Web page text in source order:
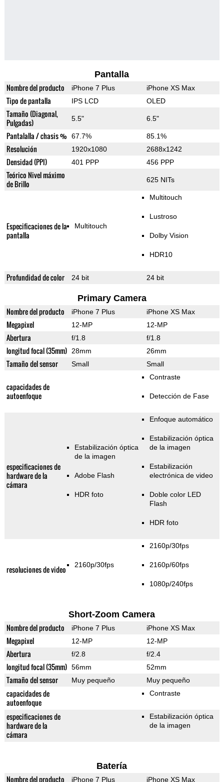
Pantalla
Nombre del producto iPhone 7 Plus iPhone XS Max
Tipo de pantalla IPS LCD OLED
Tamaño (Diagonal,
Pulgadas)
5.5" 6.5"
Pantalalla / chasis % 67.7% 85.1%
Resolución 1920x1080 2688x1242
Densidad (PPI) 401 PPP 456 PPP
Teórico Nivel máximo
de Brillo
625 NITs
Especificaciones de la
pantalla
Multitouch
Multitouch
Lustroso
Dolby Vision
HDR10
Profundidad de color 24 bit 24 bit
Primary Camera
Nombre del producto iPhone 7 Plus iPhone XS Max
Megapixel 12-MP 12-MP
Abertura f/1.8 f/1.8
longitud focal (35mm) 28mm 26mm
Tamaño del sensor Small Small
capacidades de
autoenfoque
Contraste
Detección de Fase
especificaciones de
hardware de la
cámara
Estabilización óptica
de la imagen
Adobe Flash
HDR foto
Enfoque automático
Estabilización óptica
de la imagen
Estabilización
electrónica de video
Doble color LED
Flash
HDR foto
resoluciones de video 2160p/30fps
2160p/30fps
2160p/60fps
1080p/240fps
Short-Zoom Camera
Nombre del producto iPhone 7 Plus iPhone XS Max
Megapixel 12-MP 12-MP
Abertura f/2.8 f/2.4
longitud focal (35mm) 56mm 52mm
Tamaño del sensor Muy pequeño Muy pequeño
capacidades de
autoenfoque
Contraste
especificaciones de
hardware de la
cámara
Estabilización óptica
de la imagen
Batería
Nombre del producto iPhone 7 Plus iPhone XS Max